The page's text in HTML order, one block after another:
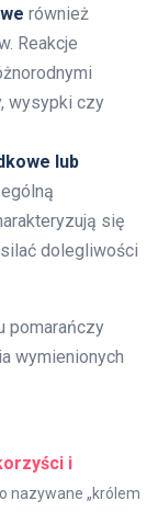
również
Reakcje
wysypki czy
lub
się
dolegliwości
pomarańczy
wymienionych
i
nazywane „królem